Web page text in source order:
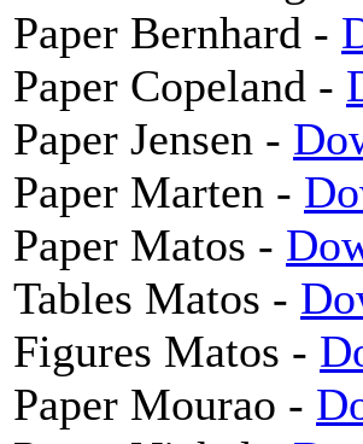
Paper Bernhard -
Paper Copeland -
Paper Jensen -
Paper Marten -
Paper Matos -
Tables Matos -
Figures Matos -
Paper Mourao -